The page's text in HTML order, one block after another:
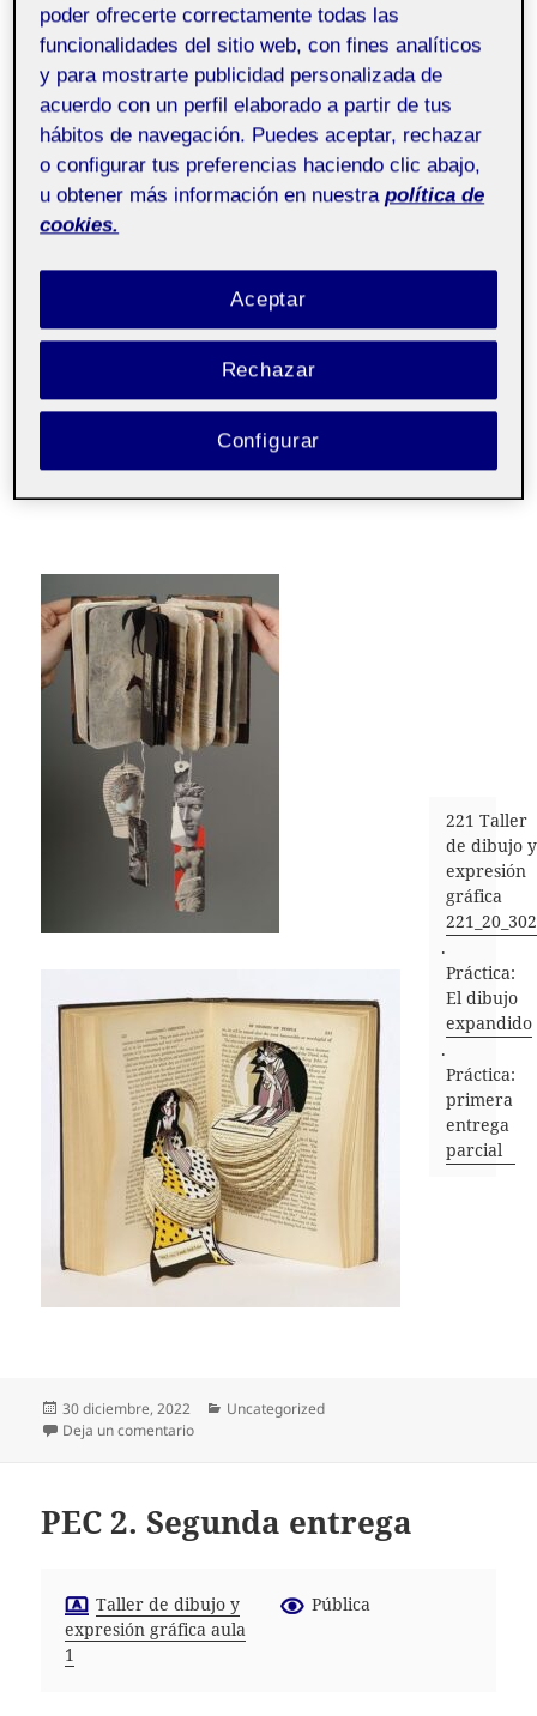
221 Taller
de dibujo y
expresión
gráfica
221_20_302
.
Práctica:
El dibujo
expandido
.
Práctica:
primera
entrega
parcial
Publicado
el
30 diciembre, 2022 Categorías
Uncategorized
Deja un comentarioen PRÁCTICA: EL DIBUJO EXPANDIDO. PRIMERA
PEC 2. Segunda entrega
Taller de dibujo y
expresión gráfica aula
1
Pública
poder ofrecerte correctamente todas las
funcionalidades del sitio web, con fines analíticos
y para mostrarte publicidad personalizada de
acuerdo con un perfil elaborado a partir de tus
hábitos de navegación. Puedes aceptar, rechazar
o configurar tus preferencias haciendo clic abajo,
u obtener más información en nuestra política de
cookies.
Rechazar
Aceptar
Configurar